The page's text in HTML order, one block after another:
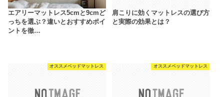
エアリーマットレス5cmと9cmど
っちを選ぶ？違いとおすすめポイ
ントを徹…
肩こりに効くマットレスの選び方
と実際の効果とは？
オススメベッドマットレス オススメベッドマットレス